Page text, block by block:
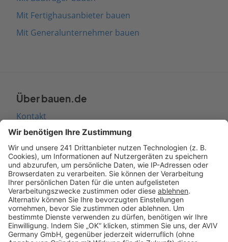
Mit Fertighausanbieter bauen
Mit Generalunternehmer bauen
Über bauen.de
Kontakt
Seitenaufbau
Barrierefreiheit
Cookie Einstellungen
Rechtliches
AGB-Übersicht
Datenschutz